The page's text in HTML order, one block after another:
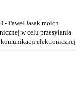
- Paweł Jasak moich
w celu przesyłania
elektronicznej